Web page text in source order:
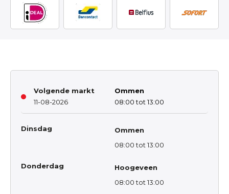
Volgende markt
11-08-2026
Ommen
08:00 tot 13:00
Dinsdag
Ommen
08:00 tot 13:00
Donderdag
Hoogeveen
08:00 tot 13:00